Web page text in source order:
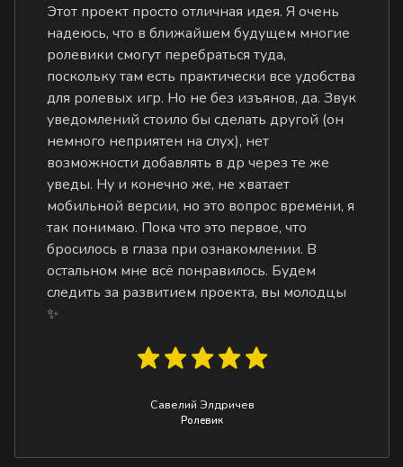
Этот проект просто отличная идея. Я очень
надеюсь, что в ближайшем будущем многие
ролевики смогут перебраться туда,
поскольку там есть практически все удобства
для ролевых игр. Но не без изъянов, да. Звук
уведомлений стоило бы сделать другой (он
немного неприятен на слух), нет
возможности добавлять в др через те же
уведы. Ну и конечно же, не хватает
мобильной версии, но это вопрос времени, я
так понимаю. Пока что это первое, что
бросилось в глаза при ознакомлении. В
остальном мне всё понравилось. Будем
следить за развитием проекта, вы молодцы
✨
Савелий Элдричев
Ролевик